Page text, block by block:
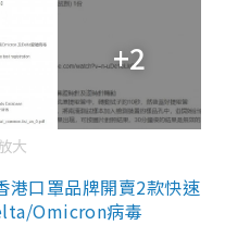
+2
大
港口罩品牌開賣2款快速
Omicron病毒